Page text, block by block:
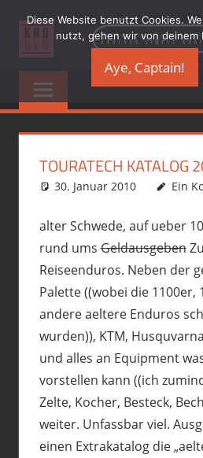
Inhalt
springen
&
…
another
Kraftrad
TOURATECH KATALOG
30. Januar 2010 phil
Ein
alter Schwede, auf ueber
rund umsGeldausgeben
Reiseenduros. Neben der
Palette ((wobei die 1100er,
andere aeltere Enduros
wurden)), KTM,
und alles an Equipment
vorstellen kann ((ich
Zelte, Kocher, Besteck,
weiter. Unfassbar viel.
einen Extrakatalog die
Diese Website benutzt Cookies.
nutzt, gehen wir von deinem
Aye, Captain!